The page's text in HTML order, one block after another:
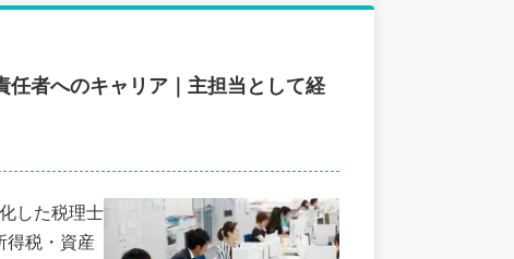
任者へのキャリア｜主担当として経
した税理士
得税・資産